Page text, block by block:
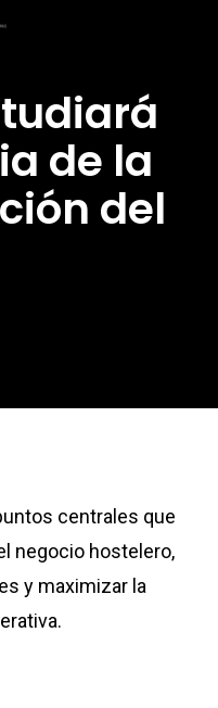
de la
del
centrales que
negocio hostelero,
y maximizar la